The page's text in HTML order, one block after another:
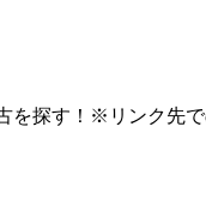
を探す！※リンク先